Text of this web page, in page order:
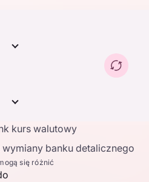
kurs walutowy
wymiany banku detalicznego
się różnić